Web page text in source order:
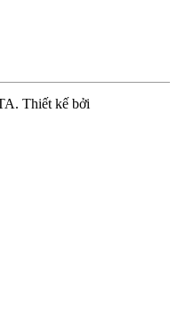
Thiết kế bởi